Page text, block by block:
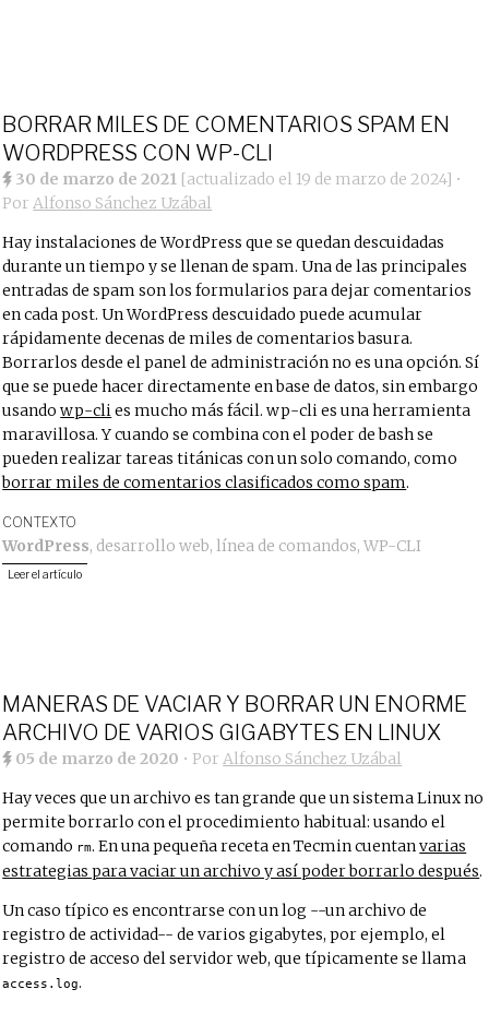
BORRAR MILES DE COMENTARIOS SPAM EN
WORDPRESS CON WP-CLI
30 de marzo de 2021 [actualizado el 19 de marzo de 2024] •
PorAlfonso Sánchez Uzábal
Hay instalaciones de WordPress que se quedan descuidadas
durante un tiempo y se llenan de spam. Una de las principales
entradas de spam son los formularios para dejar comentarios
en cada post. Un WordPress descuidado puede acumular
rápidamente decenas de miles de comentarios basura.
Borrarlos desde el panel de administración no es una opción. Sí
que se puede hacer directamente en base de datos, sin embargo
usandowp-clies mucho más fácil. wp-cli es una herramienta
maravillosa. Y cuando se combina con el poder de bash se
pueden realizar tareas titánicas con un solo comando, como
borrar miles de comentarios clasificados como spam.
CONTEXTO
WordPress, desarrollo web,línea de comandos,WP-CLI
Leer el artículo
MANERAS DE VACIAR Y BORRAR UN ENORME
ARCHIVO DE VARIOS GIGABYTES EN LINUX
05 de marzo de 2020 • PorAlfonso Sánchez Uzábal
Hay veces que un archivo es tan grande que un sistema Linux no
permite borrarlo con el procedimiento habitual: usando el
comando rm. En una pequeña receta en Tecmin cuentanvarias
estrategias para vaciar un archivo y así poder borrarlo después.
Un caso típico es encontrarse con un log --un archivo de
registro de actividad-- de varios gigabytes, por ejemplo, el
registro de acceso del servidor web, que típicamente se llama
access.log.